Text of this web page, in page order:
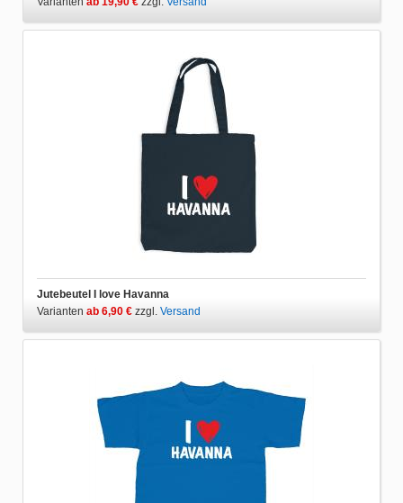
Jutebeutel I love Havanna
Varianten ab 6,90 € zzgl. Versand